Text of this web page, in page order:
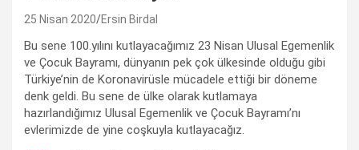
25 Nisan 2020 Ersin Birdal
Bu sene 100.yılını kutlayacağımız 23 Nisan Ulusal Egemenlik
ve Çocuk Bayramı, dünyanın pek çok ülkesinde olduğu gibi
Türkiye’nin de Koronavirüsle mücadele ettiği bir döneme
denk geldi. Bu sene de ülke olarak kutlamaya
hazırlandığımız Ulusal Egemenlik ve Çocuk Bayramı’nı
evlerimizde de yine coşkuyla kutlayacağız.